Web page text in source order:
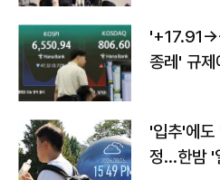
종레' 규제
'입추'에
정…한밤 '